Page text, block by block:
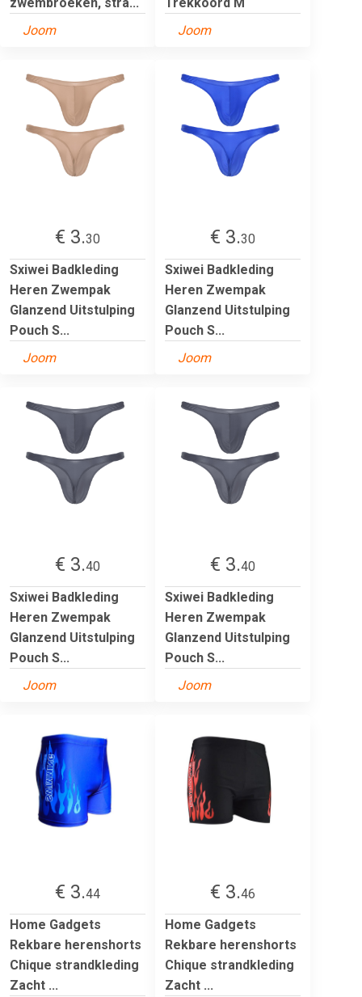
Joom
Joom
€ 3.30
Sxiwei Badkleding
Heren Zwempak
Glanzend Uitstulping
Pouch S...
Joom
€ 3.30
Sxiwei Badkleding
Heren Zwempak
Glanzend Uitstulping
Pouch S...
Joom
€ 3.40
Sxiwei Badkleding
Heren Zwempak
Glanzend Uitstulping
Pouch S...
Joom
€ 3.40
Sxiwei Badkleding
Heren Zwempak
Glanzend Uitstulping
Pouch S...
Joom
€ 3.44
Home Gadgets
Rekbare herenshorts
Chique strandkleding
Zacht ...
€ 3.46
Home Gadgets
Rekbare herenshorts
Chique strandkleding
Zacht ...